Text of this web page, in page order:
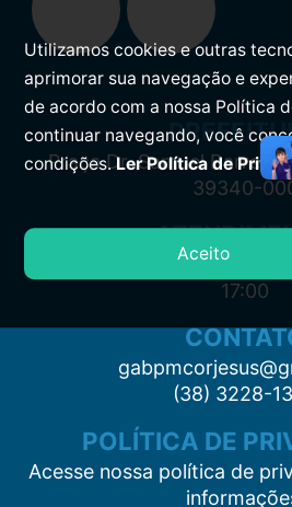
Praça Dr. Samuel Barreto,
39340-
Segunda à Sexta: 7:00 às
17:00
(38) 3228-
POLÍTICA DE
Acesse nossa política de
Utilizamos cookies e outras
aprimorar sua navegação e
de acordo com a nossa Política
continuar navegando, você
condições.Ler Política de
Aceito